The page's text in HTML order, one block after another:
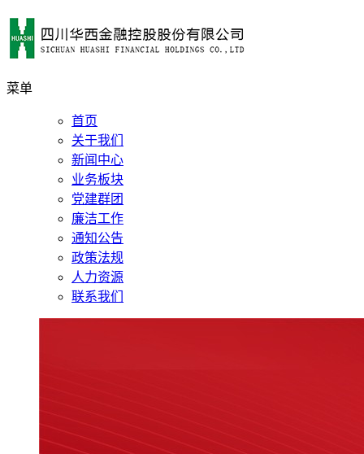
菜单
首页
关于我们
新闻中心
业务板块
党建群团
廉洁工作
通知公告
政策法规
人力资源
联系我们